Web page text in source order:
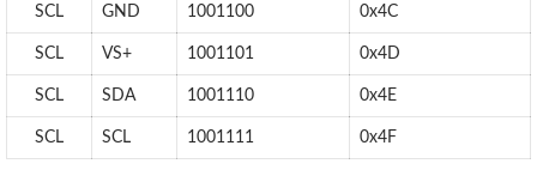
SCL GND 1001100 0x4C
SCL VS+ 1001101 0x4D
SCL SDA 1001110 0x4E
SCL SCL 1001111 0x4F